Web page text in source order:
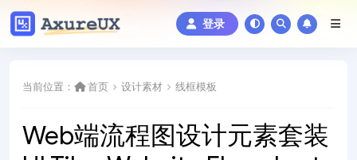
登录
当前位置： 首页 设计素材 线框模板
Web端流程图设计元素套装